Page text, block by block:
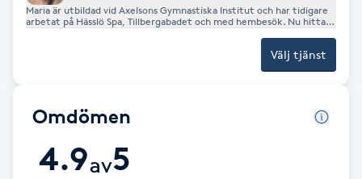
Klippning
Koppningsmassage
Maria är utbildad vid Axelsons Gymnastiska Institut och har tidigare
arbetat på Hässlö Spa, Tillbergabadet och med hembesök. Nu hittar
erbjuder: 💆 Klassisk massage 💪 Behandlande massage 🌬️ Revolving
(myofasciell behandling) Bindvävsmassage 😌 Käkledsbehandling 🫶
Välj tjänst
Omdömen
4.9av5